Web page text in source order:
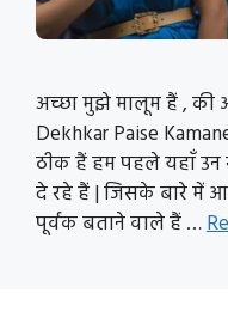
अच्छा मुझे मालूम हैं , की
Dekhkar Paise
ठीक हैं हम पहले यहाँ उन
दे रहे हैं | जिसके बारे में
पूर्वक बताने वाले हैं …